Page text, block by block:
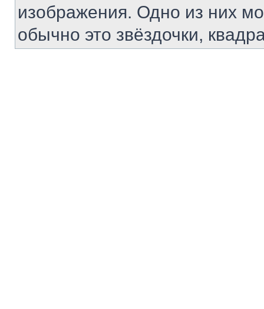
изображения. Одно из них
обычно это звёздочки,